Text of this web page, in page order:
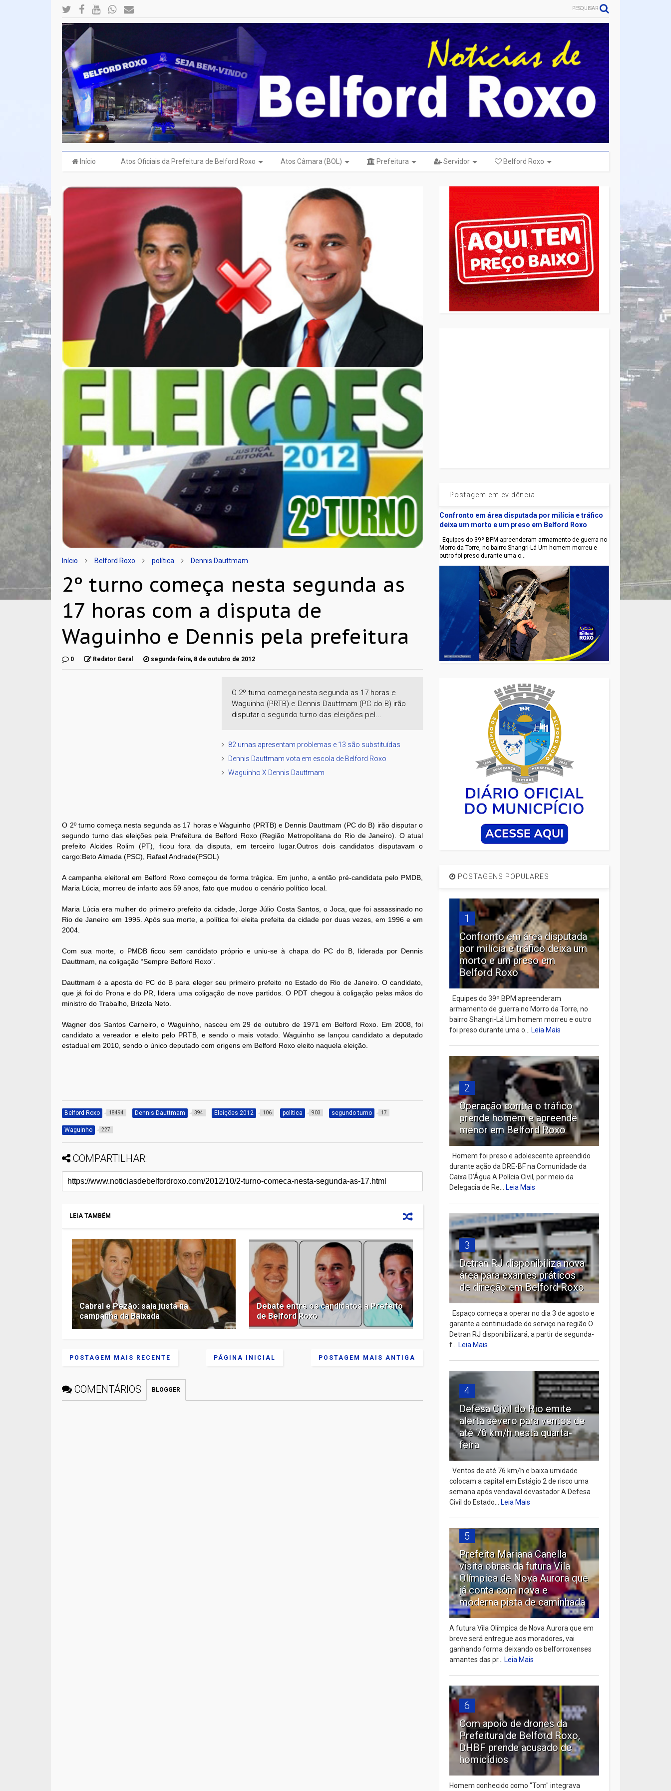
PESQUISAR
Início Atos Oficiais da Prefeitura de Belford Roxo Atos Câmara (BOL) Prefeitura Servidor Belford Roxo
Início Belford Roxo política Dennis Dauttmam
2º turno começa nesta segunda as
17 horas com a disputa de
Waguinho e Dennis pela prefeitura
0 Redator Geral segunda-feira, 8 de outubro de 2012
O 2º turno começa nesta segunda as 17 horas e
Waguinho (PRTB) e Dennis Dauttmam (PC do B) irão
disputar o segundo turno das eleições pel...
82 urnas apresentam problemas e 13 são substituídas
Dennis Dauttmam vota em escola de Belford Roxo
Waguinho X Dennis Dauttmam
O 2º turno começa nesta segunda as 17 horas e Waguinho (PRTB) e Dennis Dauttmam (PC do B) irão disputar o
segundo turno das eleições pela Prefeitura de Belford Roxo (Região Metropolitana do Rio de Janeiro). O atual
prefeito Alcides Rolim (PT), ficou fora da disputa, em terceiro lugar.Outros dois candidatos disputavam o
cargo:Beto Almada (PSC), Rafael Andrade(PSOL)
A campanha eleitoral em Belford Roxo começou de forma trágica. Em junho, a então pré-candidata pelo PMDB,
Maria Lúcia, morreu de infarto aos 59 anos, fato que mudou o cenário político local.
Maria Lúcia era mulher do primeiro prefeito da cidade, Jorge Júlio Costa Santos, o Joca, que foi assassinado no
Rio de Janeiro em 1995. Após sua morte, a política foi eleita prefeita da cidade por duas vezes, em 1996 e em
2004.
Com sua morte, o PMDB ficou sem candidato próprio e uniu-se à chapa do PC do B, liderada por Dennis
Dauttmam, na coligação “Sempre Belford Roxo”.
Dauttmam é a aposta do PC do B para eleger seu primeiro prefeito no Estado do Rio de Janeiro. O candidato,
que já foi do Prona e do PR, lidera uma coligação de nove partidos. O PDT chegou à coligação pelas mãos do
ministro do Trabalho, Brizola Neto.
Wagner dos Santos Carneiro, o Waguinho, nasceu em 29 de outubro de 1971 em Belford Roxo. Em 2008, foi
candidato a vereador e eleito pelo PRTB, e sendo o mais votado. Waguinho se lançou candidato a deputado
estadual em 2010, sendo o único deputado com origens em Belford Roxo eleito naquela eleição.
Belford Roxo 18494 Dennis Dauttmam 394 Eleições 2012 106 política 903 segundo turno 17
Waguinho 227
COMPARTILHAR:
LEIA TAMBÉM
Cabral e Pezão: saia justa na
campanha da Baixada
Debate entre os candidatos a Prefeito
de Belford Roxo
POSTAGEM MAIS RECENTE POSTAGEM MAIS ANTIGA
PÁGINA INICIAL
COMENTÁRIOS BLOGGER
Postagem em evidência
Confronto em área disputada por milícia e tráfico
deixa um morto e um preso em Belford Roxo
Equipes do 39º BPM apreenderam armamento de guerra no
Morro da Torre, no bairro Shangri-Lá Um homem morreu e
outro foi preso durante uma o...
POSTAGENS POPULARES
1
Confronto em área disputada
por milícia e tráfico deixa um
morto e um preso em
Belford Roxo
Equipes do 39º BPM apreenderam
armamento de guerra no Morro da Torre, no
bairro Shangri-Lá Um homem morreu e outro
foi preso durante uma o...Leia Mais
2
Operação contra o tráfico
prende homem e apreende
menor em Belford Roxo
Homem foi preso e adolescente apreendido
durante ação da DRE-BF na Comunidade da
Caixa D’Água A Polícia Civil, por meio da
Delegacia de Re...Leia Mais
3
Detran RJ disponibiliza nova
área para exames práticos
de direção em Belford Roxo
Espaço começa a operar no dia 3 de agosto e
garante a continuidade do serviço na região O
Detran RJ disponibilizará, a partir de segunda-
f...Leia Mais
4
Defesa Civil do Rio emite
alerta severo para ventos de
até 76 km/h nesta quarta-
feira
Ventos de até 76 km/h e baixa umidade
colocam a capital em Estágio 2 de risco uma
semana após vendaval devastador A Defesa
Civil do Estado...Leia Mais
5
Prefeita Mariana Canella
visita obras da futura Vila
Olímpica de Nova Aurora que
já conta com nova e
moderna pista de caminhada
A futura Vila Olímpica de Nova Aurora que em
breve será entregue aos moradores, vai
ganhando forma deixando os belforroxenses
amantes das pr...Leia Mais
6
Com apoio de drones da
Prefeitura de Belford Roxo,
DHBF prende acusado de
homicídios
Homem conhecido como "Tom" integrava